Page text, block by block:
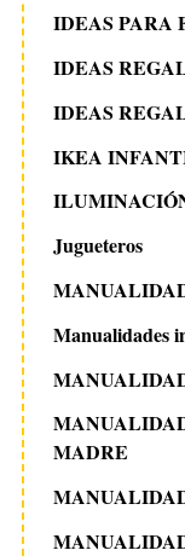
IDEAS PARA
IDEAS
IDEAS
IKEA
Jugueteros
Manualidades
MADRE